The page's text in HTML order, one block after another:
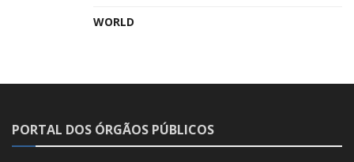
WORLD
PORTAL DOS ÓRGÃOS PÚBLICOS